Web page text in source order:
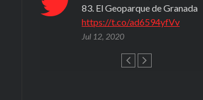
83. El Geoparque de Granada
https://t.co/ad6594yfVv
Jul 12, 2020